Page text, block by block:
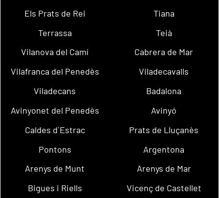
Els Prats de Rei
Tiana
Terrassa
Teià
Vilanova del Camí
Cabrera de Mar
Vilafranca del Penedès
Viladecavalls
Viladecans
Badalona
Avinyonet del Penedès
Avinyó
Caldes d´Estrac
Prats de Lluçanès
Pontons
Argentona
Arenys de Munt
Arenys de Mar
Bigues i Riells
Vicenç de Castellet